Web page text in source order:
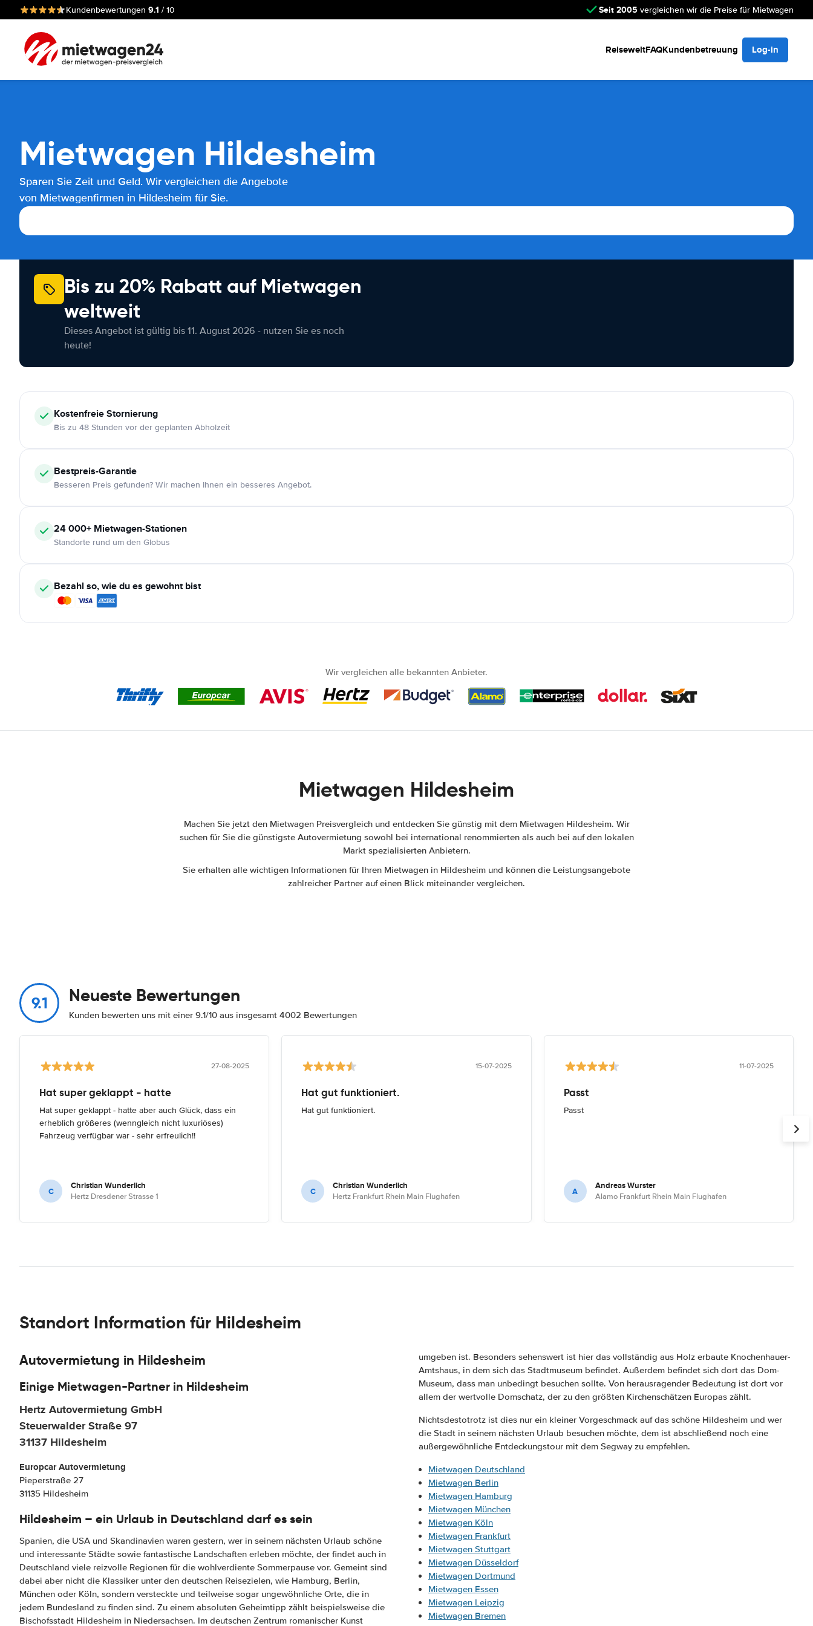
Kundenbewertungen 9.1 / 10 Seit 2005 vergleichen wir die Preise für Mietwagen
ReiseweltFAQKundenbetreuung Log-in
Mietwagen Hildesheim
Sparen Sie Zeit und Geld. Wir vergleichen die Angebote
von Mietwagenfirmen in Hildesheim für Sie.
Bis zu 20% Rabatt auf Mietwagen
weltweit
Dieses Angebot ist gültig bis 11. August 2026 - nutzen Sie es noch
heute!
KostenfreieStornierung
Bis zu 48 Stunden vor der geplanten Abholzeit
Bestpreis-Garantie
Besseren Preis gefunden? Wir machen Ihnen ein besseres Angebot.
24 000+ Mietwagen-Stationen
Standorte rund um den Globus
Bezahl so, wie du es gewohnt bist
Wir vergleichen alle bekannten Anbieter.
Mietwagen Hildesheim
Machen Sie jetzt den Mietwagen Preisvergleich und entdecken Sie günstig mit dem Mietwagen Hildesheim. Wir
suchen für Sie die günstigste Autovermietung sowohl bei international renommierten als auch bei auf den lokalen
Markt spezialisierten Anbietern.
Sie erhalten alle wichtigen Informationen für Ihren Mietwagen in Hildesheim und können die Leistungsangebote
zahlreicher Partner auf einen Blick miteinander vergleichen.
9.1 Neueste Bewertungen
Kunden bewerten uns mit einer 9.1/10 aus insgesamt 4002 Bewertungen
27-08-2025
Hat super geklappt - hatte
Hat super geklappt - hatte aber auch Glück, dass ein
erheblich größeres (wenngleich nicht luxuriöses)
Fahrzeug verfügbar war - sehr erfreulich!!
C Christian Wunderlich
Hertz Dresdener Strasse 1
15-07-2025
Hat gut funktioniert.
Hat gut funktioniert.
C Christian Wunderlich
Hertz Frankfurt Rhein Main Flughafen
11-07-2025
Passt
Passt
A Andreas Wurster
Alamo Frankfurt Rhein Main Flughafen
Standort Information für Hildesheim
Autovermietung in Hildesheim
Einige Mietwagen-Partner in Hildesheim
Hertz Autovermietung GmbH
Steuerwalder Straße 97
31137 Hildesheim
Europcar Autovermietung
Pieperstraße 27
31135 Hildesheim
Hildesheim – ein Urlaub in Deutschland darf es sein
Spanien, die USA und Skandinavien waren gestern, wer in seinem nächsten Urlaub schöne
und interessante Städte sowie fantastische Landschaften erleben möchte, der findet auch in
Deutschland viele reizvolle Regionen für die wohlverdiente Sommerpause vor. Gemeint sind
dabei aber nicht die Klassiker unter den deutschen Reisezielen, wie Hamburg, Berlin,
München oder Köln, sondern versteckte und teilweise sogar ungewöhnliche Orte, die in
jedem Bundesland zu finden sind. Zu einem absoluten Geheimtipp zählt beispielsweise die
Bischofsstadt Hildesheim in Niedersachsen. Im deutschen Zentrum romanischer Kunst
umgeben ist. Besonders sehenswert ist hier das vollständig aus Holz erbaute Knochenhauer-
Amtshaus, in dem sich das Stadtmuseum befindet. Außerdem befindet sich dort das Dom-
Museum, dass man unbedingt besuchen sollte. Von herausragender Bedeutung ist dort vor
allem der wertvolle Domschatz, der zu den größten Kirchenschätzen Europas zählt.
Nichtsdestotrotz ist dies nur ein kleiner Vorgeschmack auf das schöne Hildesheim und wer
die Stadt in seinem nächsten Urlaub besuchen möchte, dem ist abschließend noch eine
außergewöhnliche Entdeckungstour mit dem Segway zu empfehlen.
Mietwagen Deutschland
Mietwagen Berlin
Mietwagen Hamburg
Mietwagen München
Mietwagen Köln
Mietwagen Frankfurt
Mietwagen Stuttgart
Mietwagen Düsseldorf
Mietwagen Dortmund
Mietwagen Essen
Mietwagen Leipzig
Mietwagen Bremen